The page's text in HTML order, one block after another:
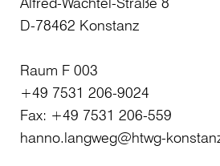
D-78462 Konstanz
Raum F 003
+49 7531 206-9024
Fax: +49 7531 206-559
hanno.langweg@htwg-